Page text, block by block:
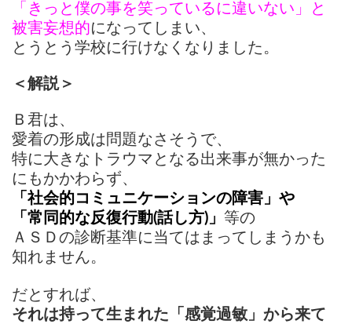
「きっと僕の事を笑っているに違いない」と
被害妄想的になってしまい、
とうとう学校に行けなくなりました。
＜解説＞
Ｂ君は、
愛着の形成は問題なさそうで、
特に大きなトラウマとなる出来事が無かった
にもかかわらず、
「社会的コミュニケーションの障害」や
「常同的な反復行動(話し方)」 等の
ＡＳＤの診断基準に当てはまってしまうかも
知れません。
だとすれば、
それは持って生まれた「感覚過敏」から来て